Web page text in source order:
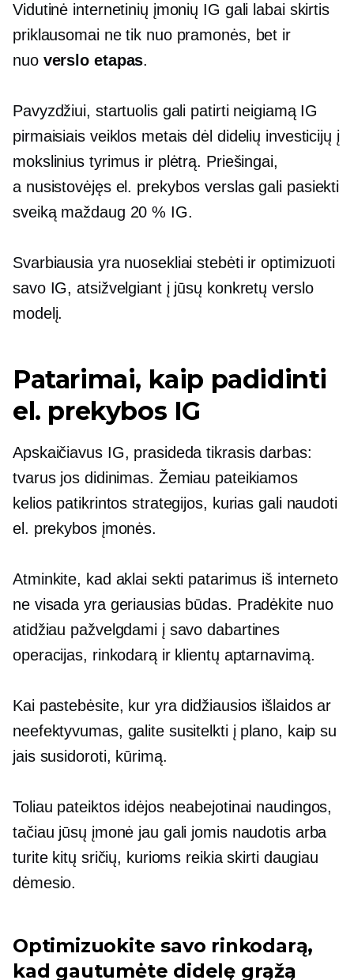
Vidutinė internetinių įmonių IG gali labai skirtis
priklausomai ne tik nuo pramonės, bet ir
nuo verslo etapas.
Pavyzdžiui, startuolis gali patirti neigiamą IG
pirmaisiais veiklos metais dėl didelių investicijų į
mokslinius tyrimus ir plėtrą. Priešingai,
a nusistovėjęsel. prekybos verslas gali pasiekti
sveiką maždaug 20 % IG.
Svarbiausia yra nuosekliai stebėti ir optimizuoti
savo IG, atsižvelgiant į jūsų konkretų verslo
modelį.
Patarimai, kaip padidinti
el. prekybos IG
Apskaičiavus IG, prasideda tikrasis darbas:
tvarus jos didinimas. Žemiau pateikiamos
kelios patikrintos strategijos, kurias gali naudoti
el. prekybos įmonės.
Atminkite, kad aklai sekti patarimus iš interneto
ne visada yra geriausias būdas. Pradėkite nuo
atidžiau pažvelgdami į savo dabartines
operacijas, rinkodarą ir klientų aptarnavimą.
Kai pastebėsite, kur yra didžiausios išlaidos ar
neefektyvumas, galite susitelkti į plano, kaip su
jais susidoroti, kūrimą.
Toliau pateiktos idėjos neabejotinai naudingos,
tačiau jūsų įmonė jau gali jomis naudotis arba
turite kitų sričių, kurioms reikia skirti daugiau
dėmesio.
Optimizuokite savo rinkodarą,
kad gautumėte didelę grąžą